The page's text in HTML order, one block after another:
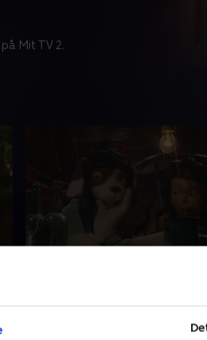
Mit TV 2.
får Vip og Victor til at gå på